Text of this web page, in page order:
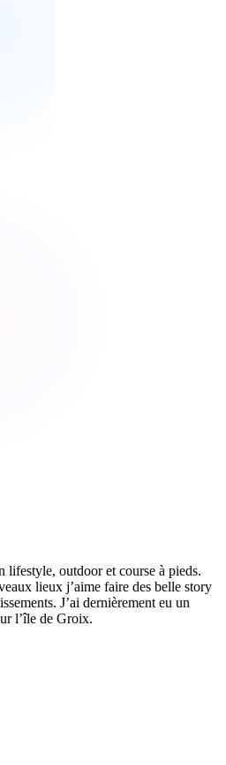
lifestyle, outdoor et course à pieds.
lieux j’aime faire des belle story
J’ai dernièrement eu un
l’île de Groix.